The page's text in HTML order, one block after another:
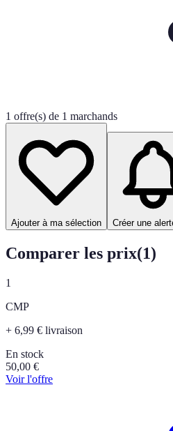
1 offre(s) de 1 marchands
Ajouter à ma sélection Créer une
Comparer les prix(1)
1
CMP
+ 6,99 € livraison
En stock
50,00 €
Voir l'offre